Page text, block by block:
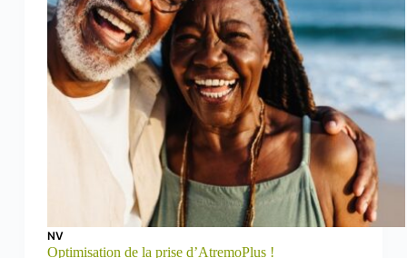
NV
Optimisation de la prise d’AtremoPlus !